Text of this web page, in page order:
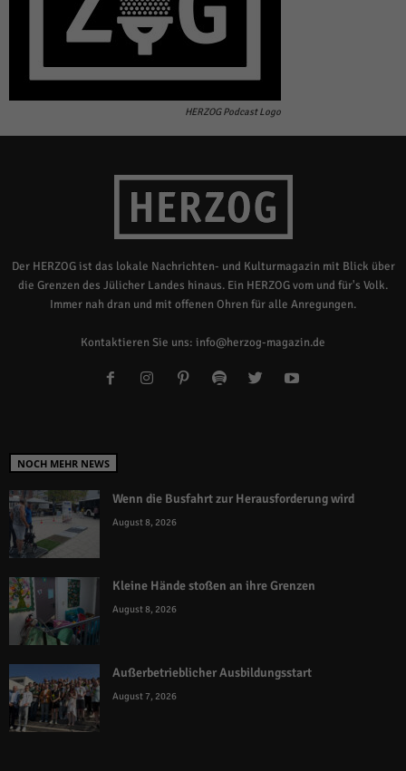
HERZOG Podcast Logo
Der HERZOG ist das lokale Nachrichten- und Kulturmagazin mit Blick über
die Grenzen des Jülicher Landes hinaus. Ein HERZOG vom und für's Volk.
Immer nah dran und mit offenen Ohren für alle Anregungen.
Kontaktieren Sie uns: info@herzog-magazin.de
NOCH MEHR NEWS
Wenn die Busfahrt zur Herausforderung wird
August 8, 2026
Kleine Hände stoßen an ihre Grenzen
August 8, 2026
Außerbetrieblicher Ausbildungsstart
August 7, 2026